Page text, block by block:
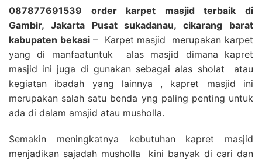
087877691539 order karpet masjid terbaik di
Gambir, Jakarta Pusat sukadanau, cikarang barat
kabupaten bekasi– Karpet masjid merupakan karpet
yang di manfaatuntuk alas masjid dimana kapret
masjid ini juga di gunakan sebagai alas sholat atau
kegiatan ibadah yang lainnya , kapret masjid ini
merupakan salah satu benda yng paling penting untuk
ada di dalam amsjid atau musholla.
Semakin meningkatnya kebutuhan kapret masjid
menjadikan sajadah musholla kini banyak di cari dan